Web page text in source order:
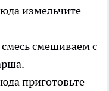
смешиваем с